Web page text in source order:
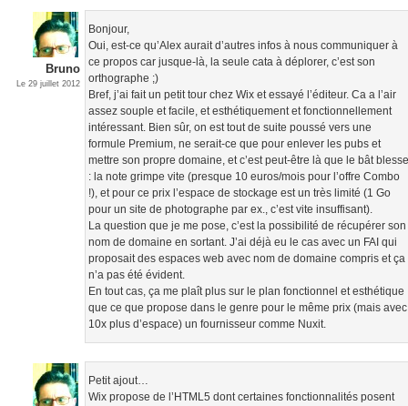
Bruno
Le 29 juillet 2012
Bonjour,
Oui, est-ce qu’Alex aurait d’autres infos à nous communiquer à
ce propos car jusque-là, la seule cata à déplorer, c’est son
orthographe ;)
Bref, j’ai fait un petit tour chez Wix et essayé l’éditeur. Ca a l’air
assez souple et facile, et esthétiquement et fonctionnellement
intéressant. Bien sûr, on est tout de suite poussé vers une
formule Premium, ne serait-ce que pour enlever les pubs et
mettre son propre domaine, et c’est peut-être là que le bât
: la note grimpe vite (presque 10 euros/mois pour l’offre Combo
!), et pour ce prix l’espace de stockage est un très limité (1 Go
pour un site de photographe par ex., c’est vite insuffisant).
La question que je me pose, c’est la possibilité de récupérer son
nom de domaine en sortant. J’ai déjà eu le cas avec un FAI qui
proposait des espaces web avec nom de domaine compris et ça
n’a pas été évident.
En tout cas, ça me plaît plus sur le plan fonctionnel et esthétique
que ce que propose dans le genre pour le même prix (mais avec
10x plus d’espace) un fournisseur comme Nuxit.
Petit ajout…
Wix propose de l’HTML5 dont certaines fonctionnalités posent